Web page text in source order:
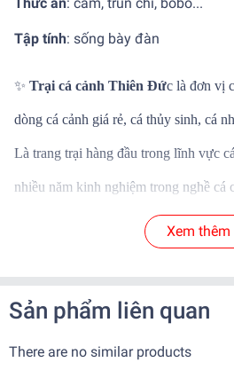
Thức ăn: cám, trùn chỉ, bobo...
Tập tính: sống bày đàn
✨ Trại cá cảnh Thiên Đức là đơn vị
dòng cá cảnh giá rẻ, cá thủy sinh, cá
Là trang trại hàng đầu trong lĩnh vực
nhiều năm kinh nghiệm trong nghề cá
mang đến những dòng cá cảnh thủy
hàng
✨Cá nuôi dưỡng và sinh sản tại trại,
✨Cá nhập khẩu rõ nguồn gốc, màu
Xem thêm
Sản phẩm liên quan
There are no similar products